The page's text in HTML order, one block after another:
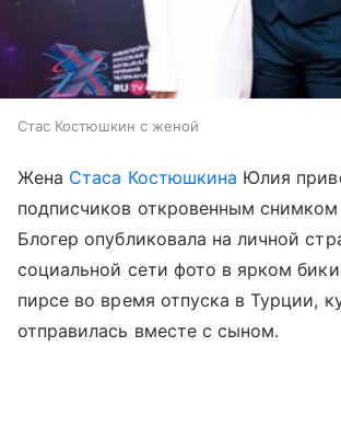
Стас Костюшкин с женой
Жена Стаса Костюшкина Юлия
подписчиков откровенным снимком
Блогер опубликовала на личной
социальной сети фото в ярком
пирсе во время отпуска в Турции,
отправилась вместе с сыном.